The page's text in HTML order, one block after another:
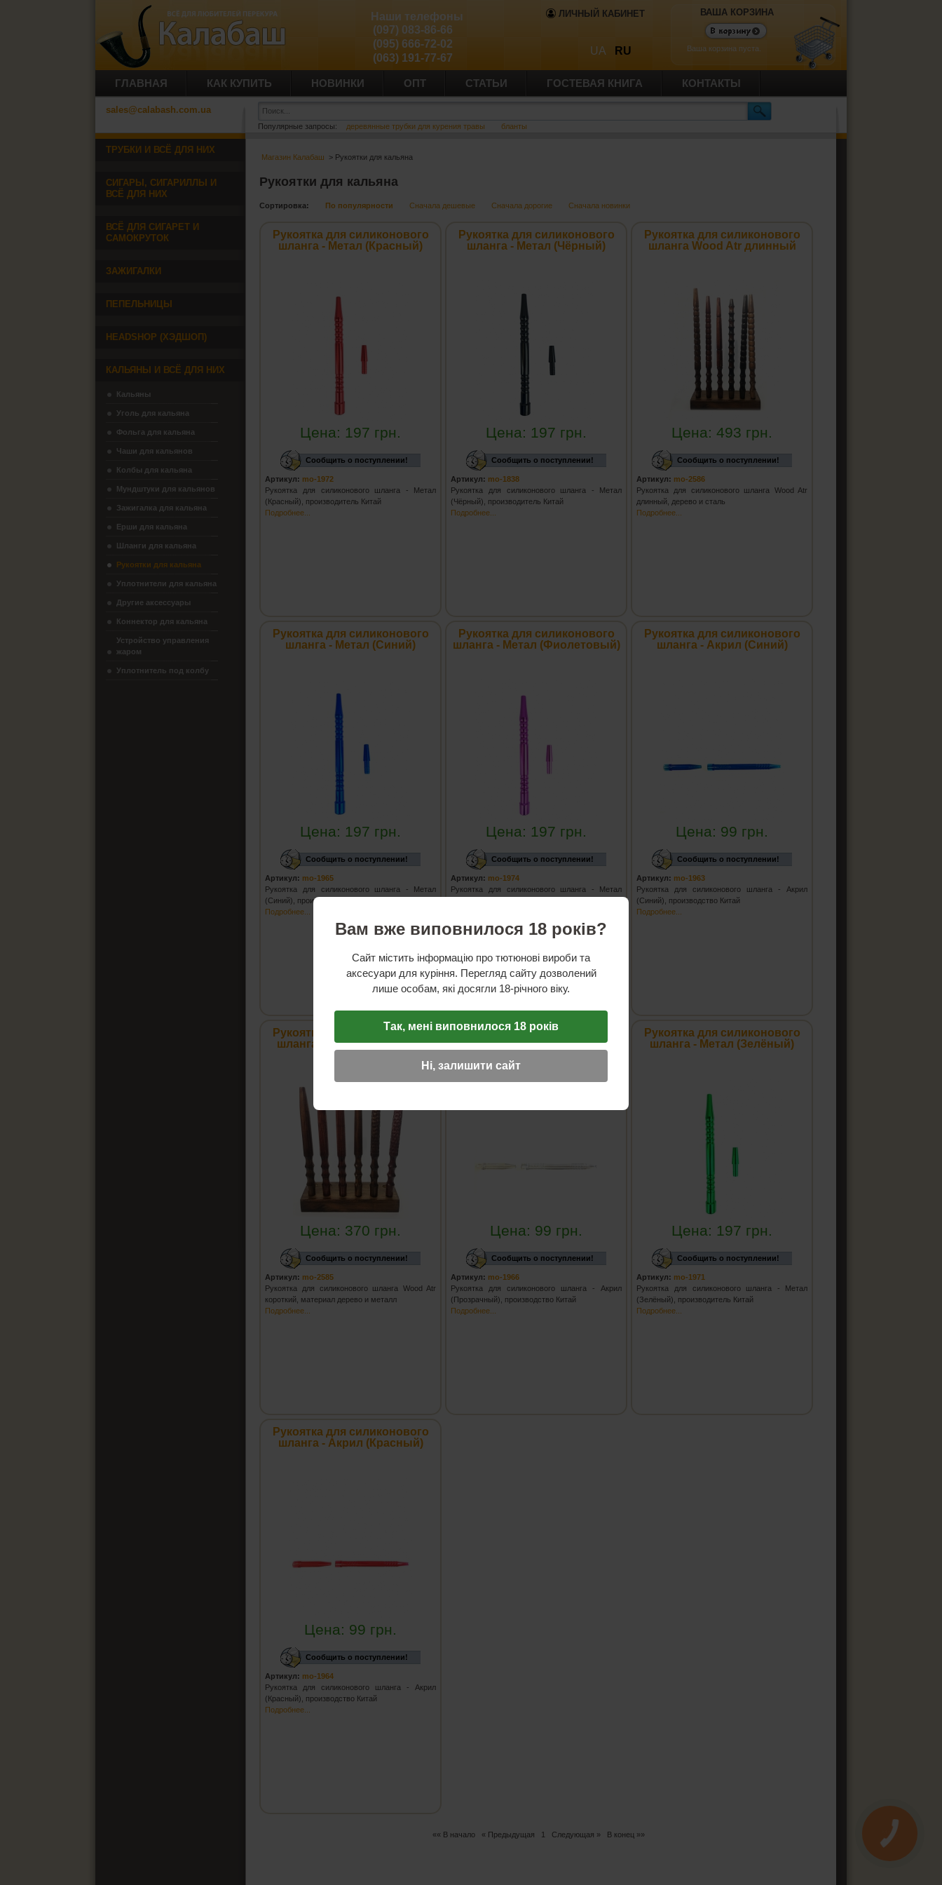
ЛИЧНЫЙ КАБИНЕТ
UA RU
Наши телефоны
(097) 083-86-66
(095) 666-72-02
(063) 191-77-67
ВАША КОРЗИНА
Ваша корзина пуста.
ГЛАВНАЯ КАК КУПИТЬ НОВИНКИ ОПТ СТАТЬИ ГОСТЕВАЯ КНИГА КОНТАКТЫ
sales@calabash.com.ua
Популярные запросы: деревянные трубки для курения травы бланты
Магазин Калабаш > Рукоятки для кальяна
Рукоятки для кальяна
Сортировка: По популярности Сначала дешевые Сначала дорогие Сначала новинки
Рукоятка для силиконового
шланга - Метал (Красный)
Цена: 197 грн.
Сообщить о поступлении!
Артикул: mo-1972
Рукоятка для силиконового шланга - Метал
(Красный), производитель Китай
Подробнее...
Рукоятка для силиконового
шланга - Метал (Чёрный)
Цена: 197 грн.
Сообщить о поступлении!
Артикул: mo-1838
Рукоятка для силиконового шланга - Метал
(Чёрный), производитель Китай
Подробнее...
Рукоятка для силиконового
шланга Wood Atr длинный
Цена:493 грн.
Сообщить о поступлении!
Артикул: mo-2586
Рукоятка для силиконового шланга Wood Atr
длинный, дерево и сталь
Подробнее...
Рукоятка для силиконового
шланга - Метал (Синий)
Цена: 197 грн.
Сообщить о поступлении!
Артикул: mo-1965
Рукоятка для силиконового шланга - Метал
(Синий), производитель Китай
Подробнее...
Рукоятка для силиконового
шланга - Метал (Фиолетовый)
Цена: 197 грн.
Сообщить о поступлении!
Артикул: mo-1974
Рукоятка для силиконового шланга - Метал
Рукоятка для силиконового
шланга - Акрил (Синий)
Цена: 99 грн.
Сообщить о поступлении!
Артикул: mo-1963
Рукоятка для силиконового шланга - Акрил
(Синий), производство Китай
Подробнее...
Рукоятка для силиконового
шланга Wood Atr короткий
Цена: 370 грн.
Сообщить о поступлении!
Артикул: mo-2585
Рукоятка для силиконового шланга Wood Atr
короткий, материал дерево и металл
Подробнее...
Рукоятка для силиконового
шланга - Акрил (Прозрачный)
Цена: 99 грн.
Сообщить о поступлении!
Артикул: mo-1966
Рукоятка для силиконового шланга - Акрил
(Прозрачный), производство Китай
Подробнее...
Рукоятка для силиконового
шланга - Метал (Зелёный)
Цена: 197 грн.
Сообщить о поступлении!
Артикул: mo-1971
Рукоятка для силиконового шланга - Метал
(Зелёный), производитель Китай
Подробнее...
Рукоятка для силиконового
шланга - Акрил (Красный)
Цена: 99 грн.
Сообщить о поступлении!
Артикул: mo-1964
Рукоятка для силиконового шланга - Акрил
(Красный), производство Китай
Подробнее...
«« В начало « Предыдущая 1 Следующая » В конец »»
ТРУБКИ И ВСЁ ДЛЯ НИХ
СИГАРЫ, СИГАРИЛЛЫ И
ВСЁ ДЛЯ НИХ
ВСЁ ДЛЯ СИГАРЕТ И
САМОКРУТОК
ЗАЖИГАЛКИ
ПЕПЕЛЬНИЦЫ
HEADSHOP (ХЭДШОП)
КАЛЬЯНЫ И ВСЁ ДЛЯ НИХ
Кальяны
Уголь для кальяна
Фольга для кальяна
Чаши для кальянов
Колбы для кальяна
Мундштуки для кальянов
Зажигалка для кальяна
Ерши для кальяна
Шланги для кальяна
Рукоятки для кальяна
Уплотнители для кальяна
Другие аксессуары
Коннектор для кальяна
Устройство управления
жаром
Уплотнитель под колбу
Вам вже виповнилося 18 років?
Сайт містить інформацію про тютюнові вироби та
аксесуари для куріння. Перегляд сайту дозволений
лише особам, які досягли 18-річного віку.
Так, мені виповнилося 18 років
Ні, залишити сайт